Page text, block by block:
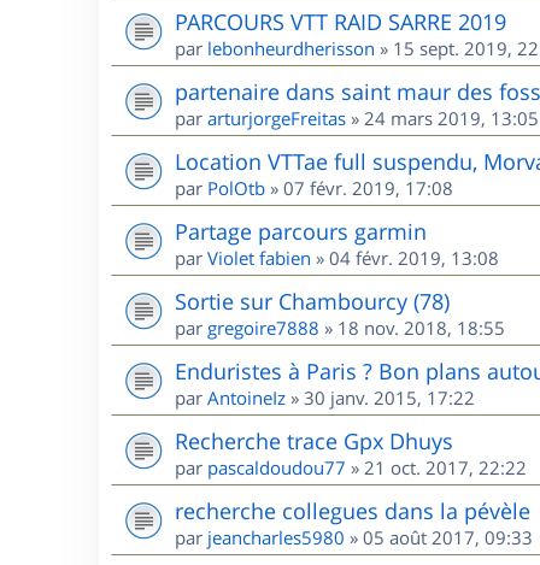
PARCOURS VTT RAID SARRE 2019
par lebonheurdherisson » 15 sept. 2019,
partenaire dans saint maur des
par arturjorgeFreitas » 24 mars 2019, 13:05
Location VTTae full suspendu,
par PolOtb » 07 févr. 2019, 17:08
Partage parcours garmin
par Violet fabien » 04 févr. 2019, 13:08
Sortie sur Chambourcy (78)
par gregoire7888 » 18 nov. 2018, 18:55
Enduristes à Paris ? Bon plans
par AntoineIz » 30 janv. 2015, 17:22
Recherche trace Gpx Dhuys
par pascaldoudou77 » 21 oct. 2017, 22:22
recherche collegues dans la pévèle
par jeancharles5980 » 05 août 2017, 09:33